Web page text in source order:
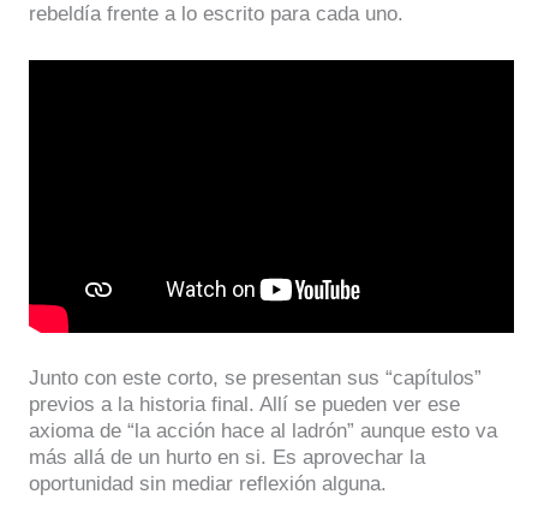
rebeldía frente a lo escrito para cada uno.
Junto con este corto, se presentan sus “capítulos”
previos a la historia final. Allí se pueden ver ese
axioma de “la acción hace al ladrón” aunque esto va
más allá de un hurto en si. Es aprovechar la
oportunidad sin mediar reflexión alguna.